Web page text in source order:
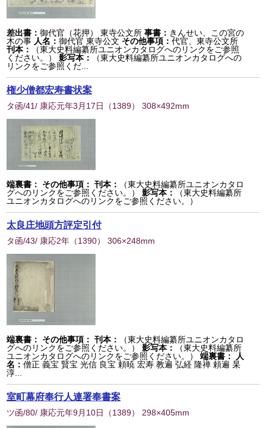
差出書：御代官（花押） 東寺公文所 事書： きんせい、この宮の
木の事 人名：御代官 東寺公文 その他事項：代官、東寺公文所
刊本：
（東大史料編纂所ユニオンカタログへのリンクをご参照
ください。）
影写本：
（東大史料編纂所ユニオンカタログへの
リンクをご参照くだ...
権少僧都宏寿書状案
タ函/41/ 康応元年3月17日 （1389） 308×492mm
端裏書： その他事項： 刊本：
（東大史料編纂所ユニオンカタロ
グへのリンクをご参照ください。）
影写本：
（東大史料編纂所
ユニオンカタログへのリンクをご参照ください。）
太良庄地頭方評定引付
タ函/43/ 康応2年 （1390） 306×248mm
端裏書： その他事項： 刊本：
（東大史料編纂所ユニオンカタロ
グへのリンクをご参照ください。）
影写本：
（東大史料編纂所
ユニオンカタログへのリンクをご参照ください。）
端裏書：
人
名：僧正 義宝 賢宝 光信 良宝 頼暁 宏寿 教遍 弘経 隆禅 頼遍 杲
淳...
室町幕府奉行人連署奉書案
ツ函/80/ 康応元年9月10日 （1389） 298×405mm